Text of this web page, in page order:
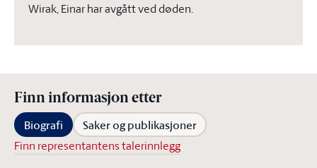
Wirak, Einar har avgått ved døden.
Finn informasjon etter
Biografi Saker og publikasjoner
Finn representantens talerinnlegg